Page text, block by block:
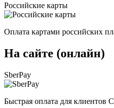
Российские карты
Оплата картами российских
На сайте (онлайн)
SberPay
Быстрая оплата для клиентов